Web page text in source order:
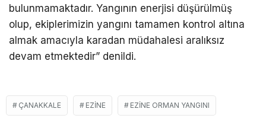
bulunmamaktadır. Yangının enerjisi düşürülmüş
olup, ekiplerimizin yangını tamamen kontrol altına
almak amacıyla karadan müdahalesi aralıksız
devam etmektedir” denildi.
ÇANAKKALE EZINE EZINE ORMAN YANGINI